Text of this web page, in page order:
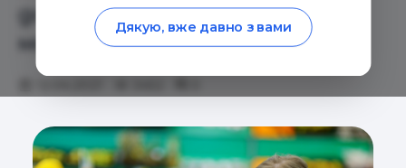
до школи під час походу в
магазин
Дякую, вже давно з вами